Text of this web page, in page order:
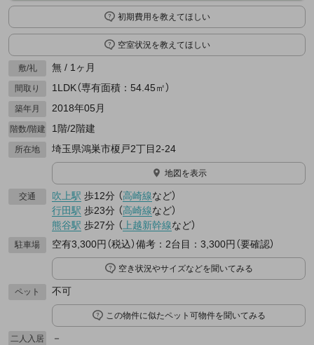
初期費用を教えてほしい
空室状況を教えてほしい
敷/礼 無 / 1ヶ月
間取り 1LDK（専有面積：54.45㎡）
築年月 2018年05月
階数/階建 1階/2階建
所在地 埼玉県鴻巣市榎戸2丁目2-24
地図を表示
交通 吹上駅 歩12分 （高崎線など）
行田駅 歩23分 （高崎線など）
熊谷駅 歩27分 （ 上越新幹線など）
駐車場 空有3,300円（税込）備考：2台目：3,300円（要確認）
空き状況やサイズなどを聞いてみる
ペット 不可
この物件に似たペット可物件を聞いてみる
二人入居 －